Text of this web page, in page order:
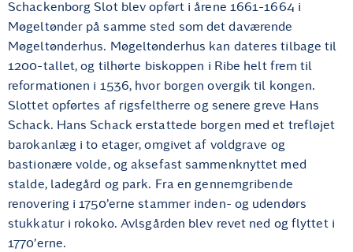
Schackenborg Slot blev opført i årene 1661-1664 i
Møgeltønder på samme sted som det daværende
Møgeltønderhus. Møgeltønderhus kan dateres tilbage til
1200-tallet, og tilhørte biskoppen i Ribe helt frem til
reformationen i 1536, hvor borgen overgik til kongen.
Slottet opførtes af rigsfeltherre og senere greve Hans
Schack. Hans Schack erstattede borgen med et trefløjet
barokanlæg i to etager, omgivet af voldgrave og
bastionære volde, og aksefast sammenknyttet med
stalde, ladegård og park. Fra en gennemgribende
renovering i 1750’erne stammer inden- og udendørs
stukkatur i rokoko. Avlsgården blev revet ned og flyttet i
1770’erne.